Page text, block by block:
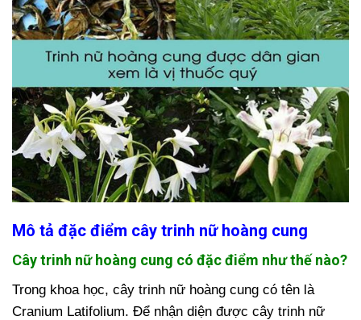
Mô tả đặc điểm cây trinh nữ hoàng cung
Cây trinh nữ hoàng cung có đặc điểm như thế nào?
Trong khoa học, cây trinh nữ hoàng cung có tên là
Cranium Latifolium. Để nhận diện được cây trinh nữ